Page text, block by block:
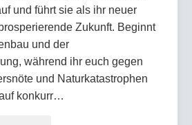
und führt sie als ihr neuer
Zukunft. Beginnt
und der
während ihr euch gegen
und Naturkatastrophen
konkurr…